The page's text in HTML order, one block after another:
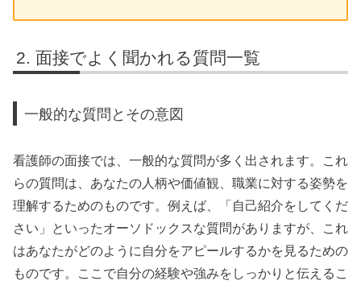
面接でよく聞かれる質問一覧
一般的な質問とその意図
看護師の面接では、一般的な質問が多く出されます。これ
らの質問は、あなたの人柄や価値観、職業に対する姿勢を
理解するためのものです。例えば、「自己紹介をしてくだ
さい」といったオーソドックスな質問がありますが、これ
はあなたがどのように自分をアピールするかを見るための
ものです。ここで自分の経験や強みをしっかりと伝えるこ